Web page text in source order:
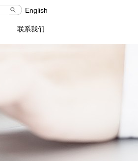
English
联系我们